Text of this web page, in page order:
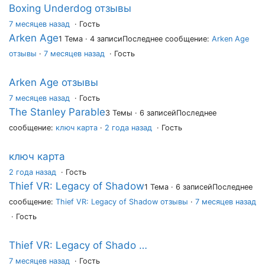
Boxing Underdog отзывы
7 месяцев назад · Гость
Arken Age1 Тема · 4 записиПоследнее сообщение: Arken Age
отзывы · 7 месяцев назад · Гость
Arken Age отзывы
7 месяцев назад · Гость
The Stanley Parable3 Темы · 6 записейПоследнее
сообщение: ключ карта · 2 года назад · Гость
ключ карта
2 года назад · Гость
Thief VR: Legacy of Shadow1 Тема · 6 записейПоследнее
сообщение: Thief VR: Legacy of Shadow отзывы · 7 месяцев назад
· Гость
Thief VR: Legacy of Shado …
7 месяцев назад · Гость